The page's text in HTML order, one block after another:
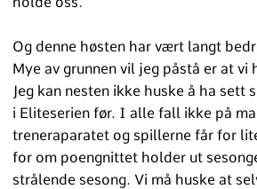
Og denne høsten har vært langt
Mye av grunnen vil jeg påstå er at vi
Jeg kan nesten ikke huske å ha sett
i Eliteserien før. I alle fall ikke på
treneraparatet og spillerne får for
for om poengnittet holder ut
strålende sesong. Vi må huske at